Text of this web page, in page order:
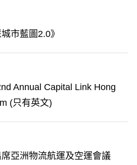
市藍圖2.0》
Annual Capital Link Hong
(只有英文)
亞洲物流航運及空運會議